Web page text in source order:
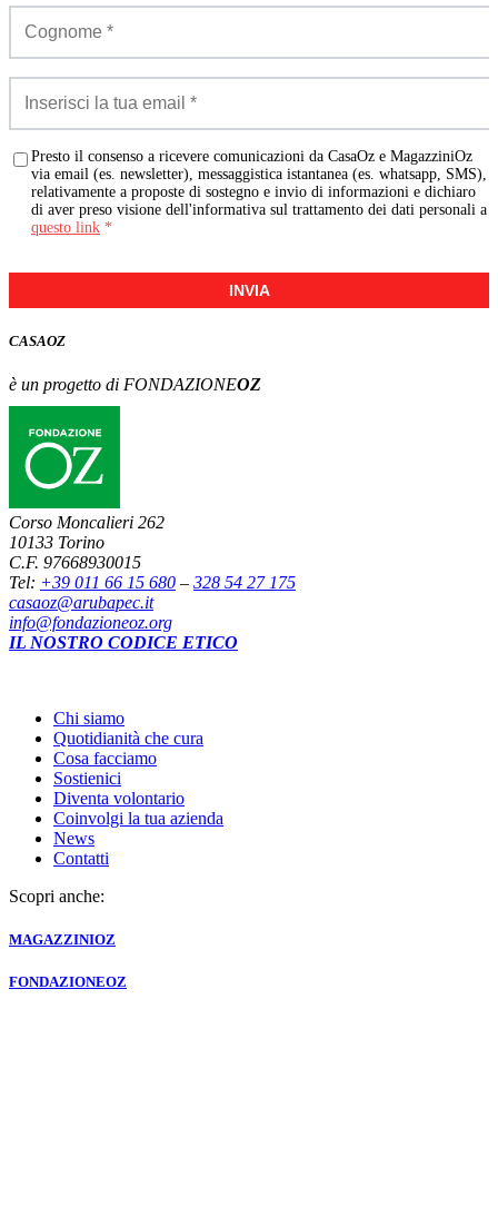
Presto il consenso a ricevere comunicazioni da CasaOz e MagazziniOz
via email (es. newsletter), messaggistica istantanea (es. whatsapp, SMS),
relativamente a proposte di sostegno e invio di informazioni e dichiaro
di aver preso visione dell'informativa sul trattamento dei dati personali a
questo link *
INVIA
CASAOZ
è un progetto di FONDAZIONEOZ
Corso Moncalieri 262
10133 Torino
C.F. 97668930015
Tel: +39 011 66 15 680 – 328 54 27 175
casaoz@arubapec.it
info@fondazioneoz.org
IL NOSTRO CODICE ETICO
Chi siamo
Quotidianità che cura
Cosa facciamo
Sostienici
Diventa volontario
Coinvolgi la tua azienda
News
Contatti
Scopri anche:
MAGAZZINIOZ
FONDAZIONEOZ